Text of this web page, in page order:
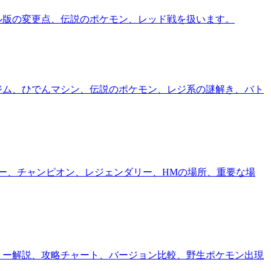
の変更点、伝説のポケモン、レッド戦を扱います。
、ひでんマシン、伝説のポケモン、レジ系の謎解き、バト
、チャンピオン、レジェンダリー、HMの場所、重要な場
解説、攻略チャート、バージョン比較、野生ポケモン出現